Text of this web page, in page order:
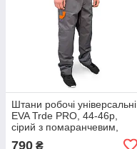
Штани робочі універсальні
EVA Trde PRO, 44-46р,
сірий з помаранчевим,
790 ₴